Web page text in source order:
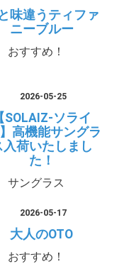
味違うティファ
ニーブルー
おすすめ！
2026-05-25
SOLAIZ-ソライ
高機能サングラ
入荷いたしまし
た！
サングラス
2026-05-17
大人のOTO
おすすめ！